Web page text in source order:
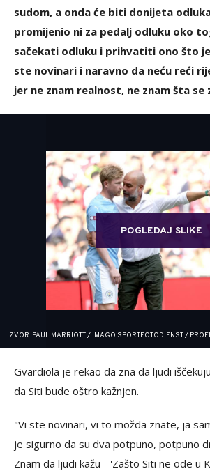
sudom, a onda će biti donijeta
promijenio ni za pedalj odluku oko
sačekati odluku i prihvatiti ono što
ste novinari i naravno da neću reći
jer ne znam realnost, ne znam šta se
POGLEDAJ SLIKE
IZVOR: PAUL MARRIOTT / IMAGO SPORTFOTODIENST /
Gvardiola je rekao da zna da ljudi
da Siti bude oštro kažnjen.
"Vi ste novinari, vi to možda znate, ja
je sigurno da su dva potpuno, potpuno
Znam da ljudi kažu - 'Zašto Siti ne ode u